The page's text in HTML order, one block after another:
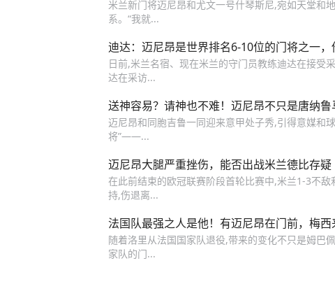
米兰新门将迈尼昂和尤文一号什琴斯尼,宛如天堂和
系。“我就...
迪达：迈尼昂是世界排名6-10位的门将之一
日前,米兰名宿、现在米兰的守门员教练迪达在接受
达在采访...
送神容易？请神也不难！迈尼昂不只是唐纳鲁
迈尼昂和同胞吉鲁一同迎来意甲处子秀,引得意媒和
将”——...
迈尼昂大腿严重挫伤，能否出战米兰德比存疑
在此前结束的欧冠联赛阶段首轮比赛中,米兰1-3不
持,伤退离...
法国队最强之人是他！有迈尼昂在门前，梅西
随着洛里从法国国家队退役,带来的变化不只是姆巴
家队的门...